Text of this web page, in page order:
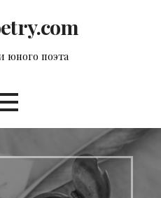
юного поэта